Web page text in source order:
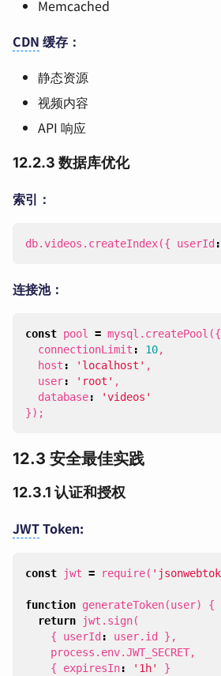
Memcached
CDN 缓存：
静态资源
视频内容
API 响应
12.2.3 数据库优化
索引：
db.videos . createIndex({ userId:
连接池：
const pool = mysql . createPool ({
connectionLimit : 10,
host : 'localhost' ,
user: 'root' ,
database:
'videos'
});
12.3 安全最佳实践
12.3.1 认证和授权
JWTToken:
const jwt = require(
function generateToken(user)
{
return
jwt . sign(
{
userId: user. id },
process . env.JWT_SECRET,
{
expiresIn: '1h'
}